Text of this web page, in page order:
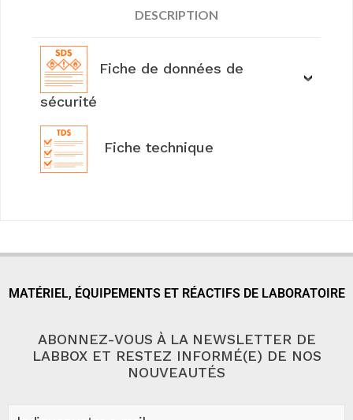
DESCRIPTION
Fiche de données de
sécurité
Fiche technique
MATÉRIEL, ÉQUIPEMENTS ET RÉACTIFS DE LABORATOIRE
ABONNEZ-VOUS À LA NEWSLETTER DE
LABBOX ET RESTEZ INFORMÉ(E) DE NOS
NOUVEAUTÉS